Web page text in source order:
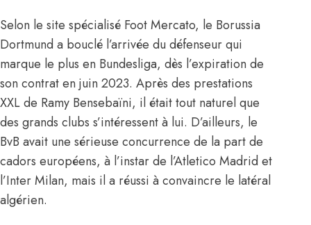
Selon le site spécialisé Foot Mercato, le Borussia
Dortmund a bouclé l’arrivée du défenseur qui
marque le plus en Bundesliga, dès l’expiration de
son contrat en juin 2023. Après des prestations
XXL de Ramy Bensebaïni, il était tout naturel que
des grands clubs s’intéressent à lui. D’ailleurs, le
BvB avait une sérieuse concurrence de la part de
cadors européens, à l’instar de l’Atletico Madrid et
l’Inter Milan, mais il a réussi à convaincre le latéral
algérien.